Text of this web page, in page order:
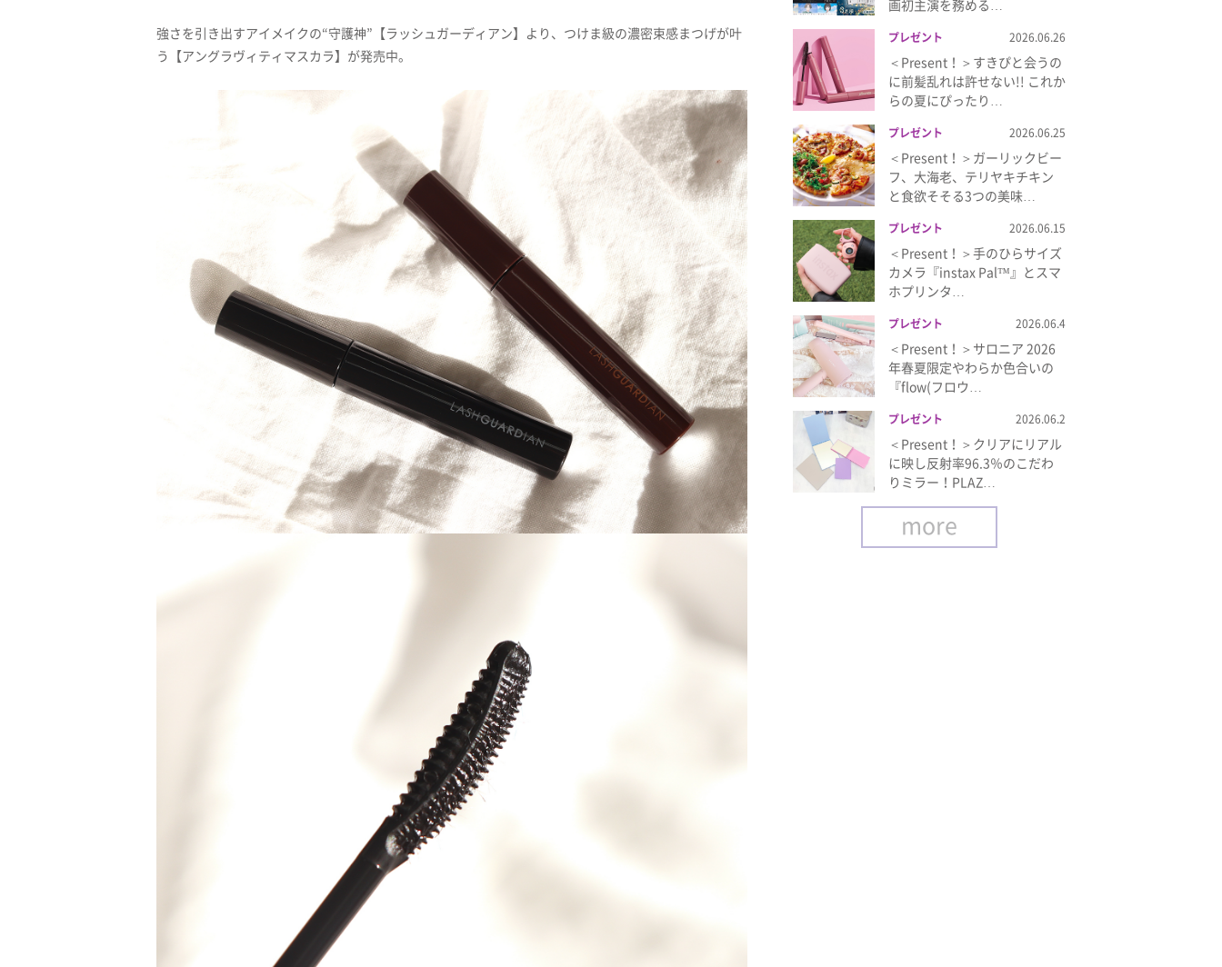
強さを引き出すアイメイクの“守護神”【ラッシュガーディアン】より、つけま級の濃密束感まつげが叶
う【アングラヴィティマスカラ】が発売中。
画初主演を務める…
プレゼント 2026.06.26
＜Present！＞すきぴと会うの
に前髪乱れは許せない!! これか
らの夏にぴったり…
プレゼント 2026.06.25
＜Present！＞ガーリックビー
フ、大海老、テリヤキチキン
と食欲そそる3つの美味…
プレゼント 2026.06.15
＜Present！＞手のひらサイズ
カメラ『instax Pal™』とスマ
ホプリンタ…
プレゼント 2026.06.4
＜Present！＞サロニア 2026
年春夏限定やわらか色合いの
『flow(フロウ…
プレゼント 2026.06.2
＜Present！＞クリアにリアル
に映し反射率96.3％のこだわ
りミラー！PLAZ…
more